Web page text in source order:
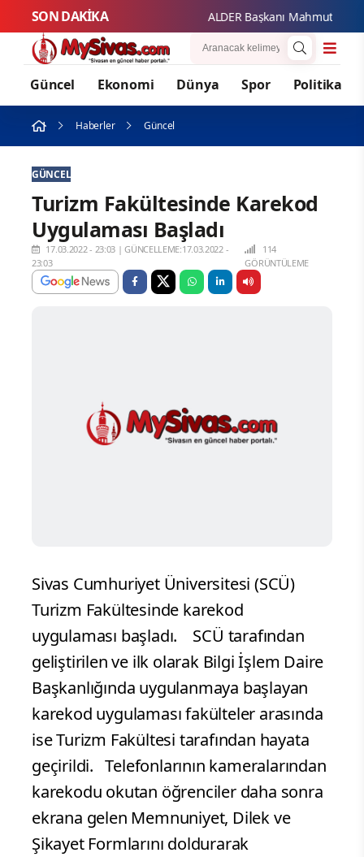
SON DAKİKA ALDER Başkanı Mahmut
Güncel Ekonomi Dünya Spor Politika
Haberler Güncel
GÜNCEL
Turizm Fakültesinde Karekod
Uygulaması Başladı
17.03.2022 - 23:03 |GÜNCELLEME:17.03.2022 -
23:03
114
GÖRÜNTÜLEME
Sivas Cumhuriyet Üniversitesi (SCÜ)
Turizm Fakültesinde karekod
uygulaması başladı.
SCÜ tarafından
geliştirilen ve ilk olarak Bilgi İşlem Daire
Başkanlığında uygulanmaya başlayan
karekod uygulaması fakülteler arasında
ise Turizm Fakültesi tarafından hayata
geçirildi. Telefonlarının kameralarından
karekodu okutan öğrenciler daha sonra
ekrana gelen Memnuniyet, Dilek ve
Şikayet Formlarını doldurarak